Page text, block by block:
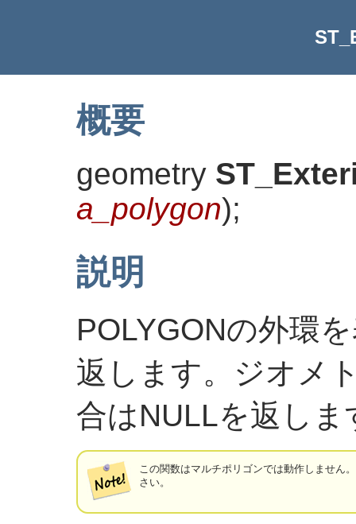
概要
geometry
a_polygon);
説明
POLYGONの外環
返します。ジオメ
合はNULLを返しま
この関数はマルチポリゴンでは動作しません
さい。